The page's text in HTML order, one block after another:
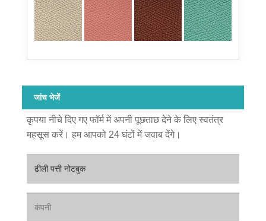
जांच भेजें
कृपया नीचे दिए गए फॉर्म में अपनी पूछताछ देने के लिए स्वतंत्र
महसूस करें। हम आपको 24 घंटों में जवाब देंगे।